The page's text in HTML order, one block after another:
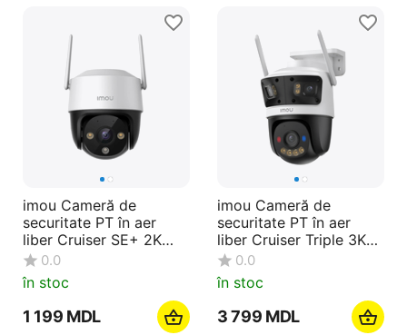
imou Cameră de
securitate PT în aer
liber Cruiser SE+ 2K
5MP, alb
0.0
în stoc
1 199 MDL
imou Cameră de
securitate PT în aer
liber Cruiser Triple 3K
3+3+5MP, alb
0.0
în stoc
3 799 MDL